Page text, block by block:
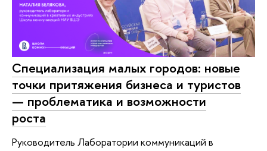
Специализация малых городов: новые
точки притяжения бизнеса и туристов
— проблематика и возможности
роста
Руководитель Лаборатории коммуникаций в